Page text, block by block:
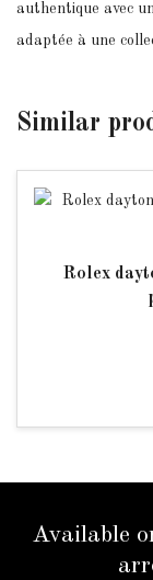
authentique avec
adaptée à une
Similar
Rolex
Available